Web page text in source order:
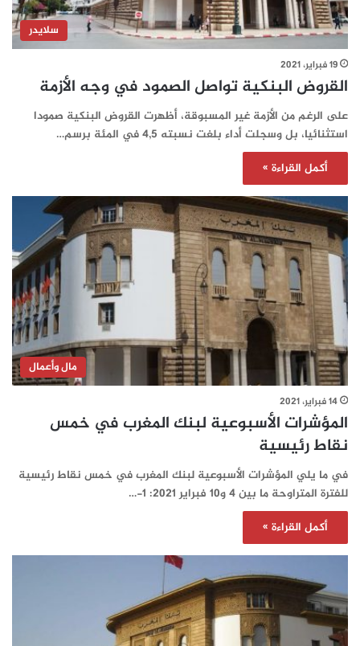
سلايدر
19 فبراير، 2021
القروض البنكية تواصل الصمود في وجه الأزمة
على الرغم من الأزمة غير المسبوقة، أظهرت القروض البنكية صمودا
استثنائيا، بل وسجلت أداء بلغت نسبته 4,5 في المئة برسم…
أكمل القراءة »
مال وأعمال
14 فبراير، 2021
المؤشرات الأسبوعية لبنك المغرب في خمس
نقاط رئيسية
في ما يلي المؤشرات الأسبوعية لبنك المغرب في خمس نقاط رئيسية
للفترة المتراوحة ما بين 4 و10 فبراير 2021: 1-…
أكمل القراءة »